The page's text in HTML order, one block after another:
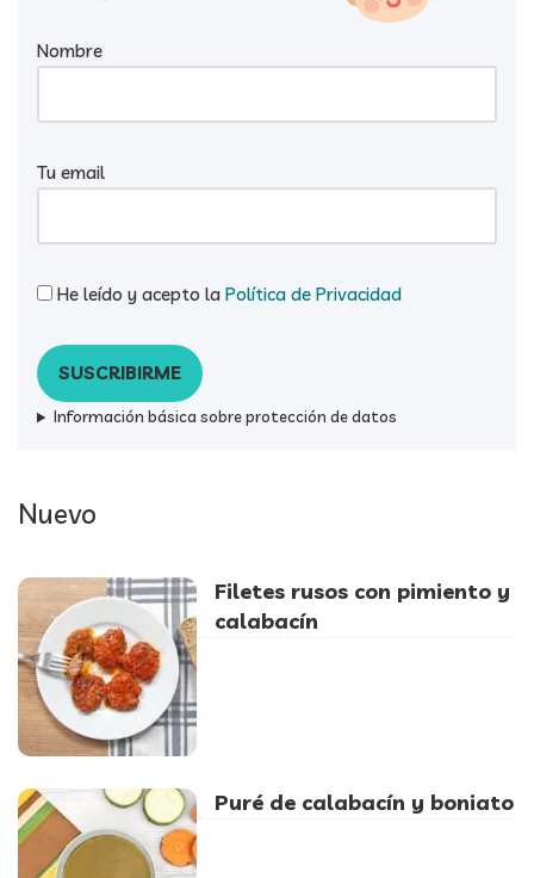
Nombre
Tu email
He leído y acepto la Política de Privacidad
Información básica sobre protección de datos
Nuevo
Filetes rusos con pimiento y
calabacín
Puré de calabacín y boniato